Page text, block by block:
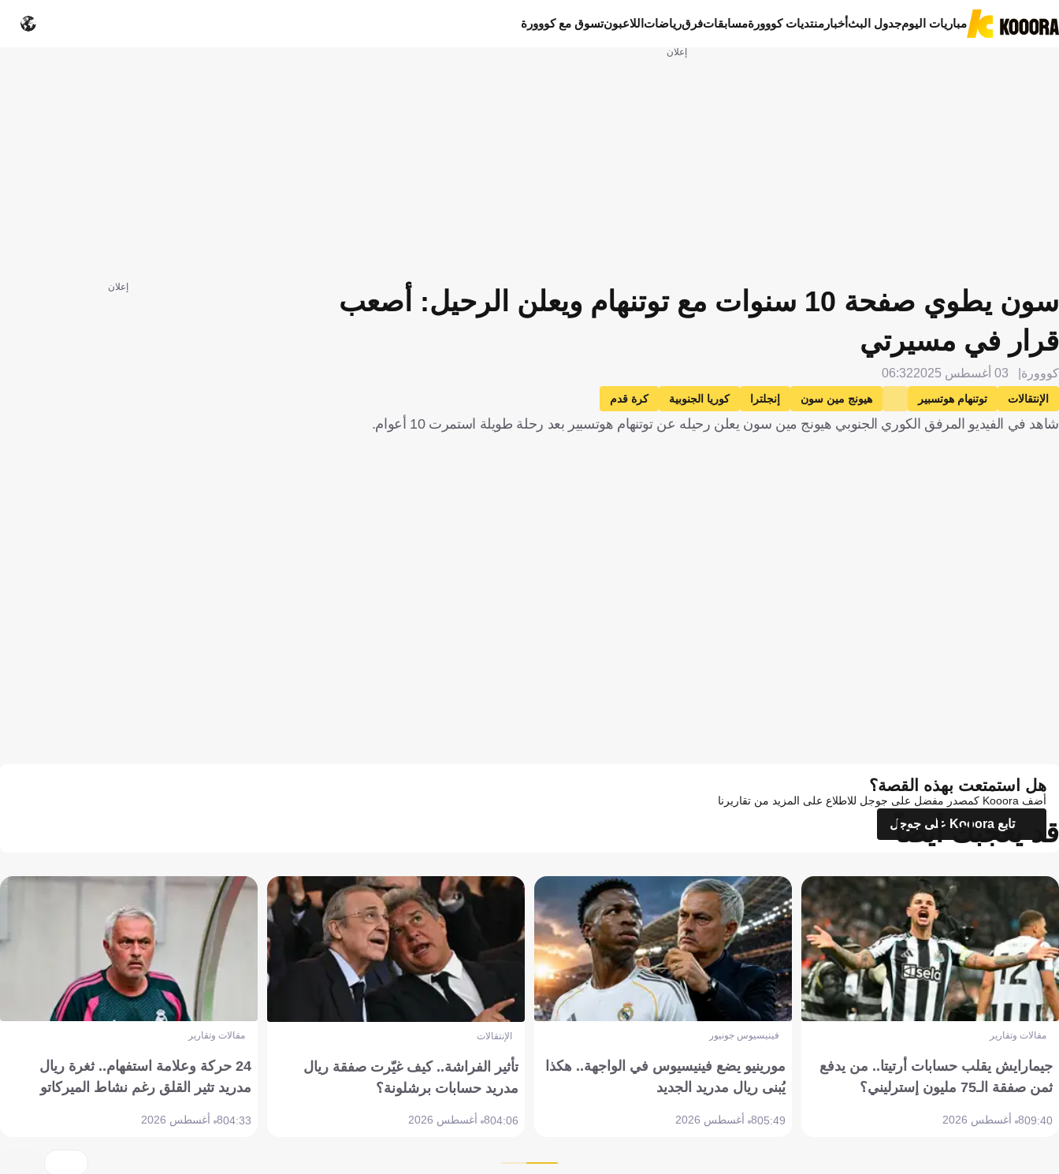
مباريات اليومجدول البثأخبار منتديات كووورةمسابقاتفرقرياضات اللاعبونتسوق مع كووورة
إعلان
سون يطوي صفحة 10 سنوات مع توتنهام ويعلن الرحيل: أصعب
قرار في مسيرتي
كووورة 03 أغسطس 2025 06:32
الإنتقالات توتنهام هوتسبير هيونج مين سون إنجلترا كوريا الجنوبية كرة قدم
شاهد في الفيديو المرفق الكوري الجنوبي هيونج مين سون يعلن رحيله عن توتنهام هوتسبير بعد رحلة طويلة استمرت 10 أعوام.
إعلان
هل استمتعت بهذه القصة؟
أضف Kooora كمصدر مفضل على جوجل للاطلاع على المزيد من تقاريرنا
تابع Kooora على جوجل
قد يعجبك أيضاً
مقالات وتقارير
جيمارايش يقلب حسابات أرتيتا.. من يدفع
ثمن صفقة الـ75 مليون إسترليني؟
09:408 أغسطس 2026
فينيسيوس جونيور
مورينيو يضع فينيسيوس في الواجهة.. هكذا
يُبنى ريال مدريد الجديد
05:498 أغسطس 2026
الإنتقالات
تأثير الفراشة.. كيف غيّرت صفقة ريال
مدريد حسابات برشلونة؟
04:068 أغسطس 2026
مقالات وتقارير
24 حركة وعلامة استفهام.. ثغرة ريال
مدريد تثير القلق رغم نشاط الميركاتو
04:338 أغسطس 2026